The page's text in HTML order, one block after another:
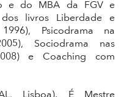
e do MBA da FGV e
dos livros Liberdade e
Psicodrama na
Sociodrama nas
e Coaching com